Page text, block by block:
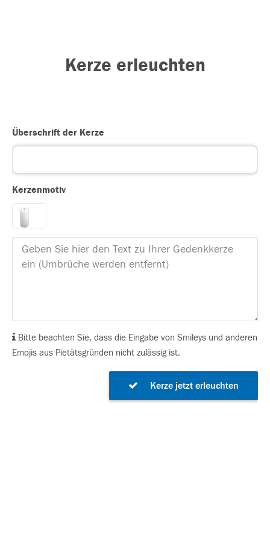
Kerze erleuchten
Überschrift der Kerze
Kerzenmotiv
Bitte beachten Sie, dass die Eingabe von Smileys und anderen
Emojis aus Pietätsgründen nicht zulässig ist.
Kerze jetzt erleuchten